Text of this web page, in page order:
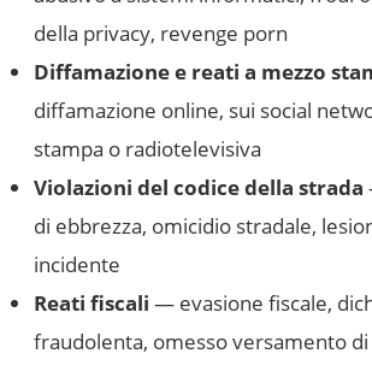
della privacy, revenge porn
Diffamazione e reati a mezzo
diffamazione online, sui social
stampa o radiotelevisiva
Violazioni del codice della strada
di ebbrezza, omicidio stradale,
incidente
Reati fiscali — evasione fiscale,
fraudolenta, omesso versamento